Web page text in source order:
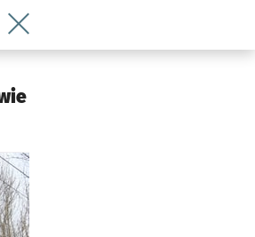
Wróć do artykułu Szkoła na